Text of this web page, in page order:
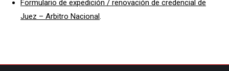
Formulario de expedición / renovación de credencial de
Juez – Arbitro Nacional.